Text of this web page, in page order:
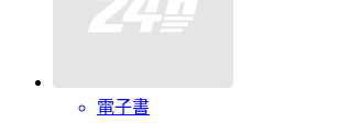
電子書